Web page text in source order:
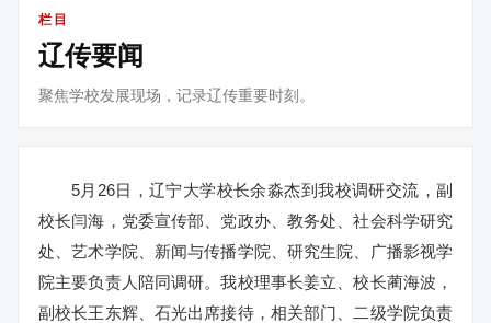
栏目
辽传要闻
聚焦学校发展现场，记录辽传重要时刻。
5月26日，辽宁大学校长余淼杰到我校调研交流，副
校长闫海，党委宣传部、党政办、教务处、社会科学研究
处、艺术学院、新闻与传播学院、研究生院、广播影视学
院主要负责人陪同调研。我校理事长姜立、校长蔺海波，
副校长王东辉、石光出席接待，相关部门、二级学院负责